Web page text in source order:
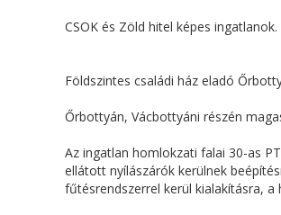
CSOK és Zöld hitel képes ingatlanok.
Földszintes családi ház eladó
Őrbottyán, Vácbottyáni részén
Az ingatlan homlokzati falai 30-as
ellátott nyílászárók kerülnek
fűtésrendszerrel kerül kialakításra,